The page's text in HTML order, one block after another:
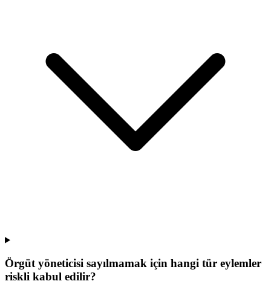
Örgüt yöneticisi sayılmamak için hangi tür eylemler
riskli kabul edilir?